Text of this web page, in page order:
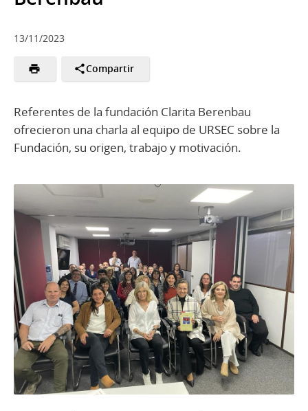
13/11/2023
Compartir
Referentes de la fundación Clarita Berenbau
ofrecieron una charla al equipo de URSEC sobre la
Fundación, su origen, trabajo y motivación.